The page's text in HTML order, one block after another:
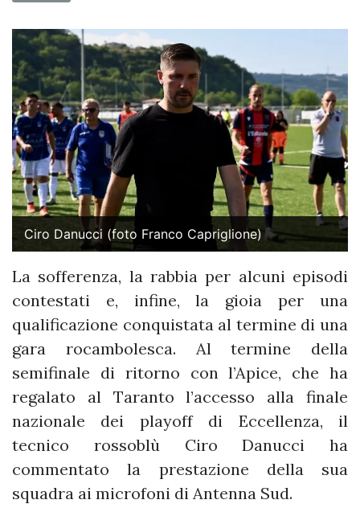
Ciro Danucci (foto Franco Capriglione)
La sofferenza, la rabbia per alcuni episodi
contestati e, infine, la gioia per una
qualificazione conquistata al termine di una
gara rocambolesca. Al termine della
semifinale di ritorno con l’Apice, che ha
regalato al Taranto l’accesso alla finale
nazionale dei playoff di Eccellenza, il
tecnico rossoblù Ciro Danucci ha
commentato la prestazione della sua
squadra ai microfoni di Antenna Sud.